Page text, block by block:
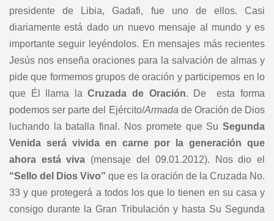
presidente de Libia, Gadafi, fue uno de ellos. Casi
diariamente está dado un nuevo mensaje al mundo y es
importante seguir leyéndolos. En mensajes más recientes
Jesús nos enseña oraciones para la salvación de almas y
pide que formemos grupos de oración y participemos en lo
que Él llama laCruzada de Oración. De esta forma
podemos ser parte del Ejército/Armada de Oración de Dios
luchando la batalla final. Nos promete que SuSegunda
Venida será vivida en carne por la generación que
ahora está viva (mensaje del 09.01.2012). Nos dio el
“Sello del Dios Vivo” que es la oración de la Cruzada No.
33 y que protegerá a todos los que lo tienen en su casa y
consigo durante la Gran Tribulación y hasta Su Segunda